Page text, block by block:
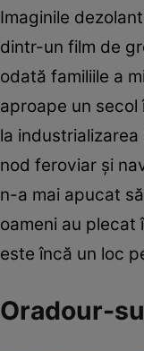
Imaginile
dintr-un film de
odată familiile a
aproape un
la
nod feroviar şi
n-a mai apucat
oameni au plecat
este încă un loc
Oradour-